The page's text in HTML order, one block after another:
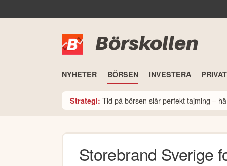
Börskollen
NYHETER BÖRSEN INVESTERA
Strategi: Tid på börsen slår perfekt tajming –
Storebrand Sverige